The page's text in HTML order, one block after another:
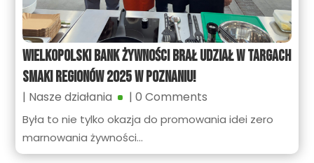
Wielkopolski Bank Żywności brał udział w Targach
Smaki Regionów 2025 w Poznaniu!
| Nasze działania | 0 Comments
Była to nie tylko okazja do promowania idei zero
marnowania żywności...